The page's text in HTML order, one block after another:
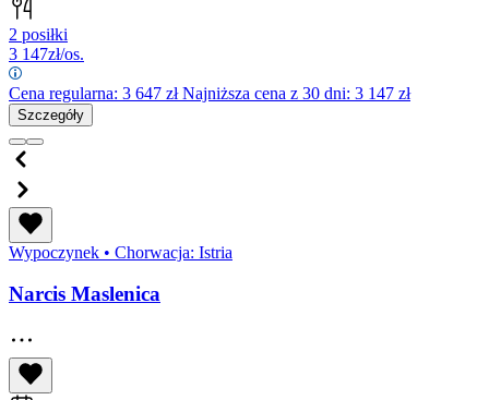
2 posiłki
3 147zł/os.
Cena regularna: 3 647 złNajniższa cena z 30 dni: 3 147 zł
Szczegóły
Wypoczynek • Chorwacja: Istria
Narcis Maslenica